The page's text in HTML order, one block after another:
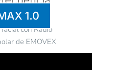
con Radio
de EMOVEX
1.0